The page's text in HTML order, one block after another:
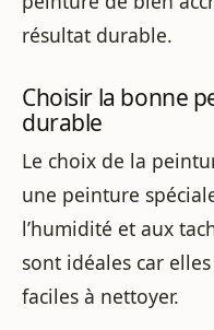
résultat durable.
Choisir la bonne
durable
Le choix de la
une peinture
l’humidité et aux
sont idéales car
faciles à nettoyer.